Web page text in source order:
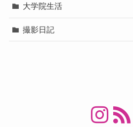
大学院生活
撮影日記